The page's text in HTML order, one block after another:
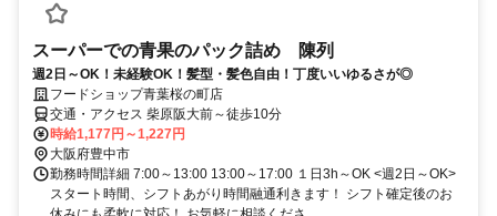
スーパーでの青果のパック詰め 陳列
週2日～OK！未経験OK！髪型・髪色自由！丁度いいゆるさが◎
フードショップ青葉桜の町店
交通・アクセス 柴原阪大前～徒歩10分
時給1,177円～1,227円
大阪府豊中市
勤務時間詳細 7:00～13:00 13:00～17:00 １日3h～OK <週2日～OK>
スタート時間、シフトあがり時間融通利きます！ シフト確定後のお